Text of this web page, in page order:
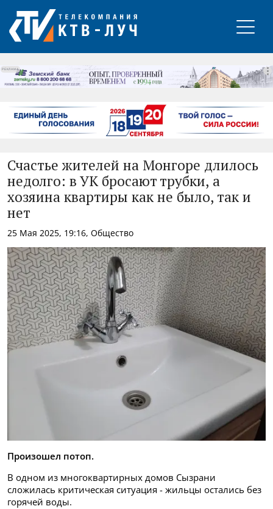
РЕКЛАМА
Счастье жителей на Монгоре длилось
недолго: в УК бросают трубки, а
хозяина квартиры как не было, так и
нет
25 Мая 2025, 19:16, Общество
Произошел потоп.
В одном из многоквартирных домов Сызрани
сложилась критическая ситуация - жильцы остались без
горячей воды.